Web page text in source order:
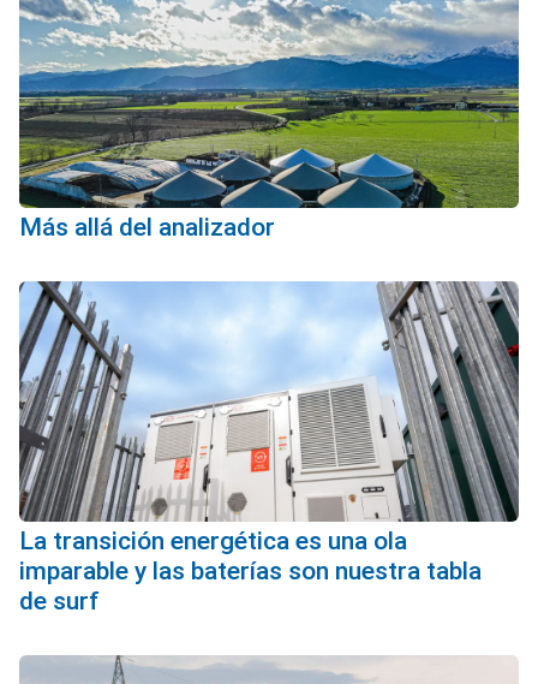
Más allá del analizador
La transición energética es una ola
imparable y las baterías son nuestra tabla
de surf